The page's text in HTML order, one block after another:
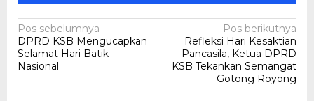
Navigasi
pos
Pos sebelumnya
DPRD KSB Mengucapkan
Selamat Hari Batik
Nasional
Pos berikutnya
Refleksi Hari Kesaktian
Pancasila, Ketua DPRD
KSB Tekankan Semangat
Gotong Royong